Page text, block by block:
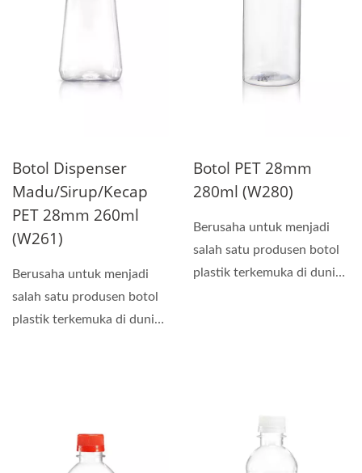
Botol Dispenser
Madu/Sirup/Kecap
PET 28mm 260ml
(W261)
Berusaha untuk menjadi
salah satu produsen botol
plastik terkemuka di dunia,
Botol PET 28mm
280ml (W280)
Berusaha untuk menjadi
salah satu produsen botol
plastik terkemuka di dunia,